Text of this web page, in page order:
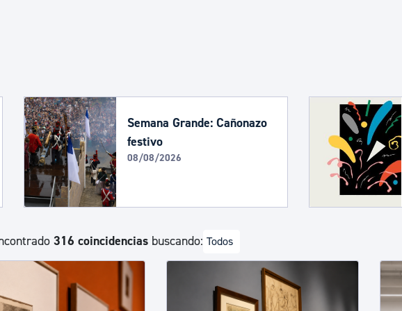
Igualdad, Derechos Humanos y convivencia
Semana Grande: Cañonazo
festivo
08/08/2026
316 coincidenciasbuscando: Todos